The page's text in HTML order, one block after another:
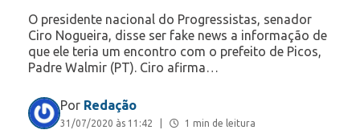
O presidente nacional do Progressistas, senador
Ciro Nogueira, disse ser fake news a informação de
que ele teria um encontro com o prefeito de Picos,
Padre Walmir (PT). Ciro afirma…
Por Redação
31/07/2020 às 11:42 1 min de leitura